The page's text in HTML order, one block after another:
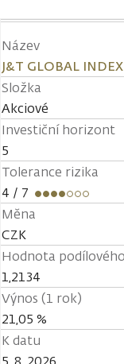
Název
J&T GLOBAL
Složka
Akciové
Investiční horizont
5
Tolerance rizika
4 / 7
Měna
CZK
Hodnota
1,2134
Výnos (1 rok)
21,05 %
K datu